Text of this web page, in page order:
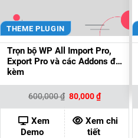
THEME PLUGIN
Trọn bộ WP All Import Pro,
Export Pro và các Addons đi
kèm
600,000₫ Giá
gốc
là:
600,000 ₫.
80,000₫Giá
hiện
tại
là:
80,000 ₫.
Xem
Demo
Xem chi
tiết